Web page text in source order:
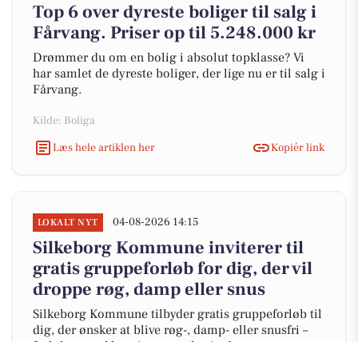
Top 6 over dyreste boliger til salg i
Fårvang. Priser op til 5.248.000 kr
Drømmer du om en bolig i absolut topklasse? Vi
har samlet de dyreste boliger, der lige nu er til salg i
Fårvang.
Kilde: Boliga
Læs hele artiklen her
Kopiér link
LOKALT NYT 04-08-2026 14:15
Silkeborg Kommune inviterer til
gratis gruppeforløb for dig, der vil
droppe røg, damp eller snus
Silkeborg Kommune tilbyder gratis gruppeforløb til
dig, der ønsker at blive røg-, damp- eller snusfri –